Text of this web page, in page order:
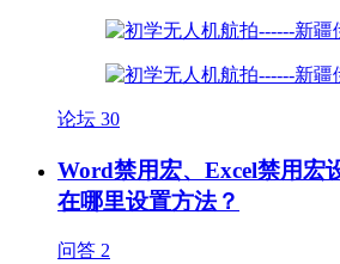
论坛 30
Word禁用宏、Excel禁用宏
在哪里设置方法？
问答 2